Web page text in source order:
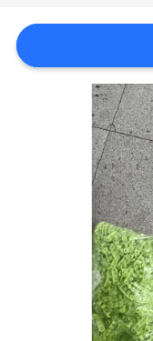
NOUS
CONTACTER
NOUVELLES
AFFAIRES